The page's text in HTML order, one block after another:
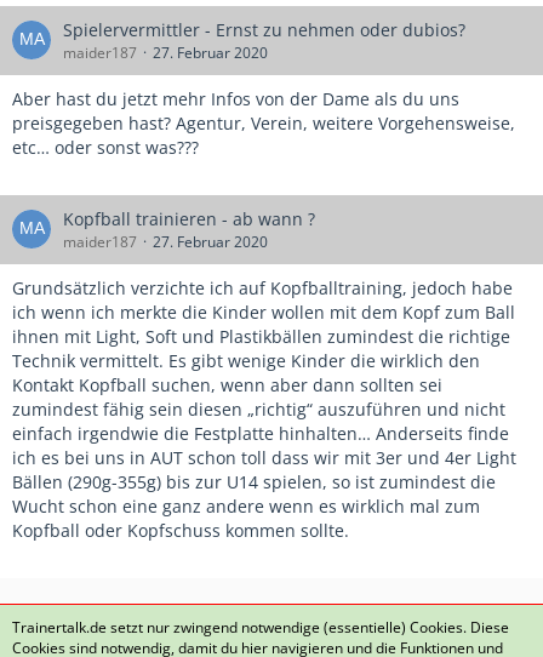
Spielervermittler - Ernst zu nehmen oder dubios?
maider187 27. Februar 2020
Aber hast du jetzt mehr Infos von der Dame als du uns
preisgegeben hast? Agentur, Verein, weitere Vorgehensweise,
etc… oder sonst was???
Kopfball trainieren - ab wann ?
maider187 27. Februar 2020
Grundsätzlich verzichte ich auf Kopfballtraining, jedoch habe
ich wenn ich merkte die Kinder wollen mit dem Kopf zum Ball
ihnen mit Light, Soft und Plastikbällen zumindest die richtige
Technik vermittelt. Es gibt wenige Kinder die wirklich den
Kontakt Kopfball suchen, wenn aber dann sollten sei
zumindest fähig sein diesen „richtig“ auszuführen und nicht
einfach irgendwie die Festplatte hinhalten… Anderseits finde
ich es bei uns in AUT schon toll dass wir mit 3er und 4er Light
Bällen (290g-355g) bis zur U14 spielen, so ist zumindest die
Wucht schon eine ganz andere wenn es wirklich mal zum
Kopfball oder Kopfschuss kommen sollte.
3 4 5 … 34
Trainertalk.de setzt nur zwingend notwendige (essentielle) Cookies. Diese
Cookies sind notwendig, damit du hier navigieren und die Funktionen und